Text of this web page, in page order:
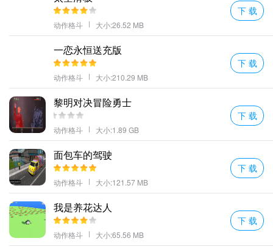
2、解锁新技能后可以自由搭配出不同的连招组合，打造专属战斗风
3、关卡难度循序渐进，让新手也能快速上手并享受战斗乐趣。
4、boss战充满挑战性，需要观察规律找出弱点才能取得胜利。
5、内置修改器让顺发游戏网玩家能更轻松地体验手游内容，减少重
复练级的枯燥感。
手游背景
1、在一片被黑暗笼罩的森林中，火柴人战士们为了生存而不断战
斗。
2、随着实力提升逐渐揭开世界的神秘面纱，探索更深层的剧情内
容。
3、每个场景都蕴含着不为人知的故事，通过收集线索了解背景设
定。
更多好玩的手游，请持续关注顺发游戏网
动作格斗 大小:26.52 MB
下 载
一恋永恒送充版
动作格斗 大小:210.29 MB
下 载
黎明对决冒险勇士
动作格斗 大小:1.89 GB
下 载
面包车的驾驶
动作格斗 大小:121.57 MB
下 载
我是养花达人
动作格斗 大小:65.56 MB
下 载